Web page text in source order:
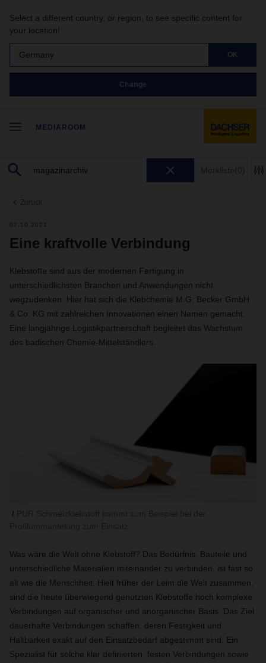
Select a different country, or region, to see specific content for
your location!
Germany OK
Change
MEDIAROOM
Merkliste(0)
Zurück
07.10.2021
Eine kraftvolle Verbindung
Klebstoffe sind aus der modernen Fertigung in
unterschiedlichsten Branchen und Anwendungen nicht
wegzudenken. Hier hat sich die Klebchemie M.G. Becker GmbH
& Co. KG mit zahlreichen Innovationen einen Namen gemacht.
Eine langjährige Logistikpartnerschaft begleitet das Wachstum
des badischen Chemie-Mittelständlers.
Was wäre die Welt ohne Klebstoff? Das Bedürfnis, Bauteile und
unterschiedliche Materialien miteinander zu verbinden, ist fast so
alt wie die Menschheit. Hielt früher der Leim die Welt zusammen,
sind die heute überwiegend genutzten Klebstoffe hoch komplexe
Verbindungen auf organischer und anorganischer Basis. Das Ziel:
dauerhafte Verbindungen schaffen, deren Festigkeit und
Haltbarkeit exakt auf den Einsatzbedarf abgestimmt sind. Ein
Spezialist für solche klar definierten, festen Verbindungen sowie